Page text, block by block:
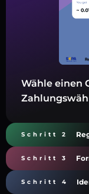
Wähle einen
Schritt 2
Schritt 3
Schritt 4